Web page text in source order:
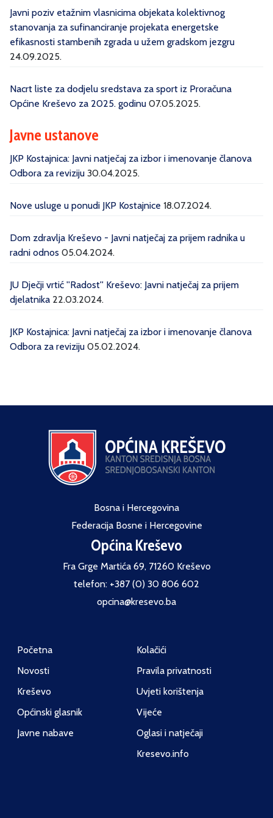
Javni poziv etažnim vlasnicima objekata kolektivnog
stanovanja za sufinanciranje projekata energetske
efikasnosti stambenih zgrada u užem gradskom jezgru
24.09.2025.
Nacrt liste za dodjelu sredstava za sport iz Proračuna
Općine Kreševo za 2025. godinu 07.05.2025.
Javne ustanove
JKP Kostajnica: Javni natječaj za izbor i imenovanje članova
Odbora za reviziju 30.04.2025.
Nove usluge u ponudi JKP Kostajnice 18.07.2024.
Dom zdravlja Kreševo - Javni natječaj za prijem radnika u
radni odnos 05.04.2024.
JU Dječji vrtić ''Radost'' Kreševo: Javni natječaj za prijem
djelatnika 22.03.2024.
JKP Kostajnica: Javni natječaj za izbor i imenovanje članova
Odbora za reviziju 05.02.2024.
Bosna i Hercegovina
Federacija Bosne i Hercegovine
Općina Kreševo
Fra Grge Martića 69, 71260 Kreševo
telefon: +387 (0) 30 806 602
opcina@kresevo.ba
Početna
Novosti
Kreševo
Općinski glasnik
Javne nabave
Kolačići
Pravila privatnosti
Uvjeti korištenja
Vijeće
Oglasi i natječaji
Kresevo.info